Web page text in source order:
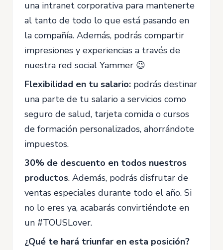
una intranet corporativa para mantenerte
al tanto de todo lo que está pasando en
la compañía. Además, podrás compartir
impresiones y experiencias a través de
nuestra red social Yammer 😉
Flexibilidad en tu salario: podrás destinar
una parte de tu salario a servicios como
seguro de salud, tarjeta comida o cursos
de formación personalizados, ahorrándote
impuestos.
30% de descuento en todos nuestros
productos. Además, podrás disfrutar de
ventas especiales durante todo el año. Si
no lo eres ya, acabarás convirtiéndote en
un #TOUSLover.
¿Qué te hará triunfar en esta posición?